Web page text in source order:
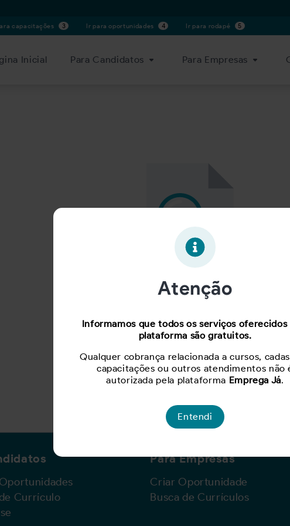
capacitações 3 Ir para oportunidades 4 Ir para rodapé 5
Inicial Para Candidatos Para Empresas
Oportunidade
Currículo
Para Empresas
Criar Oportunidade
Busca de Currículos
Atenção
Informamos que todos os serviços oferecidos
plataforma são gratuitos.
Qualquer cobrança relacionada a cursos,
capacitações ou outros atendimentos não
autorizada pela plataforma Emprega Já.
Entendi